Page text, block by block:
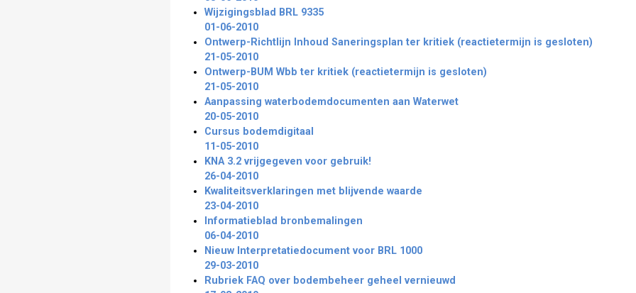
Wijzigingsblad BRL 9335
01-06-2010
Ontwerp-Richtlijn Inhoud Saneringsplan ter kritiek (reactietermijn is gesloten)
21-05-2010
Ontwerp-BUM Wbb ter kritiek (reactietermijn is gesloten)
21-05-2010
Aanpassing waterbodemdocumenten aan Waterwet
20-05-2010
Cursus bodemdigitaal
11-05-2010
KNA 3.2 vrijgegeven voor gebruik!
26-04-2010
Kwaliteitsverklaringen met blijvende waarde
23-04-2010
Informatieblad bronbemalingen
06-04-2010
Nieuw Interpretatiedocument voor BRL 1000
29-03-2010
Rubriek FAQ over bodembeheer geheel vernieuwd